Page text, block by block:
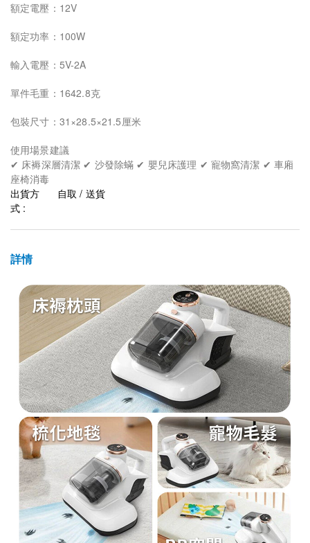
額定電壓：12V
額定功率：100W
輸入電壓：5V-2A
單件毛重：1642.8克
包裝尺寸：31×28.5×21.5厘米
使用場景建議
✔ 床褥深層清潔 ✔ 沙發除蟎 ✔ 嬰兒床護理 ✔ 寵物窩清潔 ✔ 車廂
座椅消毒
出貨方
式 :
自取 / 送貨
詳情